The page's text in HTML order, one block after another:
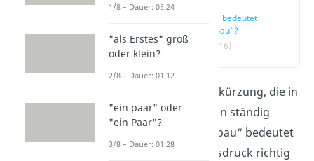
Was bedeutet
„sybau“?
(00:16)
ist eine Abkürzung, die in
den sozialen Medien ständig
auftaucht. Was „sybau“ bedeutet
und wie du den Ausdruck richtig
1/8 – Dauer: 05:24
"als Erstes" groß
oder klein?
2/8 – Dauer: 01:12
"ein paar" oder
"ein Paar"?
3/8 – Dauer: 01:28